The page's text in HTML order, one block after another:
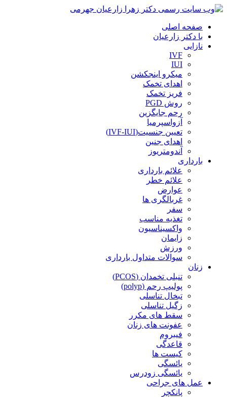
صفحه اصلی
با دکتر زارعیان
نازایی
IVF
IUI
میکرو اینجکشن
اهدای تخمک
فریز تخمک
روش PGD
رحم جایگزین
آزواسپرمیا
تعیین جنسیت(IVF-IUI)
اهدای جنین
آندومتریوز
بارداری
علائم بارداری
علائم خطر
عوارض
غربالگری ها
سفر
تغذیه مناسب
واکسیناسیون
زایمان
ورزش
سوالات متداول بارداری
زنان
تنبلی تخمدان (PCOS)
پولیپ رحم (polyp)
تبخال تناسلی
زگیل تناسلی
سقط های مکرر
عفونت های زنان
فیبروم
قاعدگی
کیست ها
یائسگی
یائسگی زودرس
عمل های جراحی
پانکچر